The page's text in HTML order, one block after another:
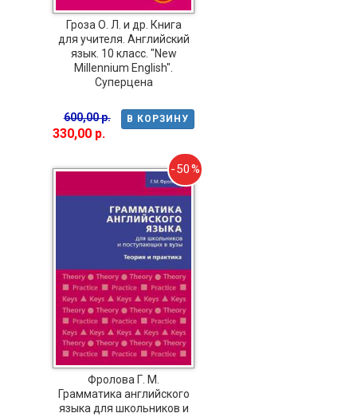
Гроза О. Л. и др. Книга
для учителя. Английский
язык. 10 класс. "New
Millennium English".
Суперцена
В КОРЗИНУ
600,00 р.
330,00 р.
-50%
Фролова Г. М.
Грамматика английского
языка для школьников и